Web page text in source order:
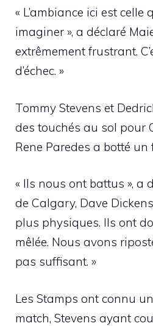
« L’ambiance ici est celle
imaginer », a déclaré
extrêmement frustrant.
d’échec. »
Tommy Stevens et
des touchés au sol pour
Rene Paredes a botté un
« Ils nous ont battus », a
de Calgary, Dave
plus physiques. Ils ont
mêlée. Nous avons
pas suffisant. »
Les Stamps ont connu
match, Stevens ayant